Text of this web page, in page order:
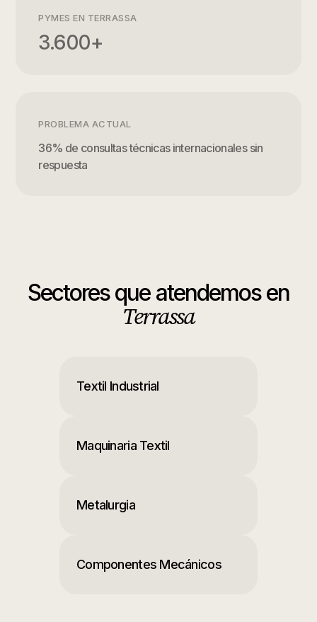
PYMES EN TERRASSA
3.600+
PROBLEMA ACTUAL
36% de consultas técnicas internacionales sin
respuesta
Sectores que atendemos en
Terrassa
Textil Industrial
Maquinaria Textil
Metalurgia
Componentes Mecánicos